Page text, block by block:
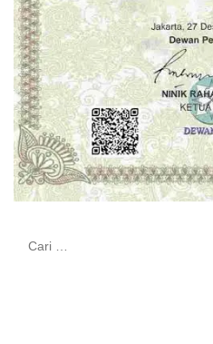
Cari